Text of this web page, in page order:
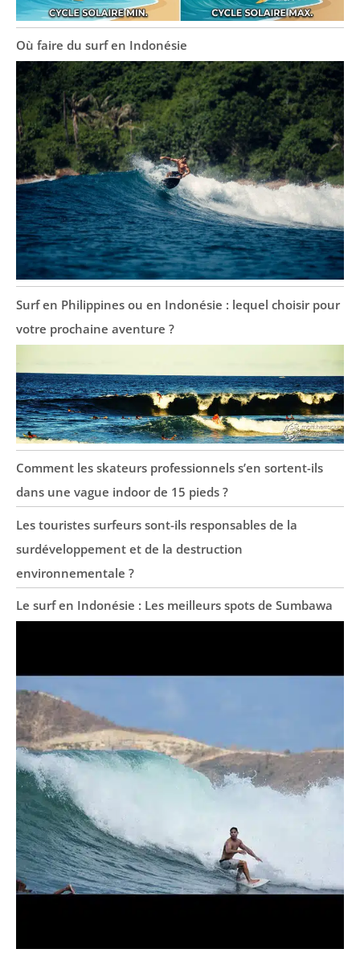
Où faire du surf en Indonésie
Surf en Philippines ou en Indonésie : lequel choisir pour
votre prochaine aventure ?
Comment les skateurs professionnels s’en sortent-ils
dans une vague indoor de 15 pieds ?
Les touristes surfeurs sont-ils responsables de la
surdéveloppement et de la destruction
environnementale ?
Le surf en Indonésie : Les meilleurs spots de Sumbawa